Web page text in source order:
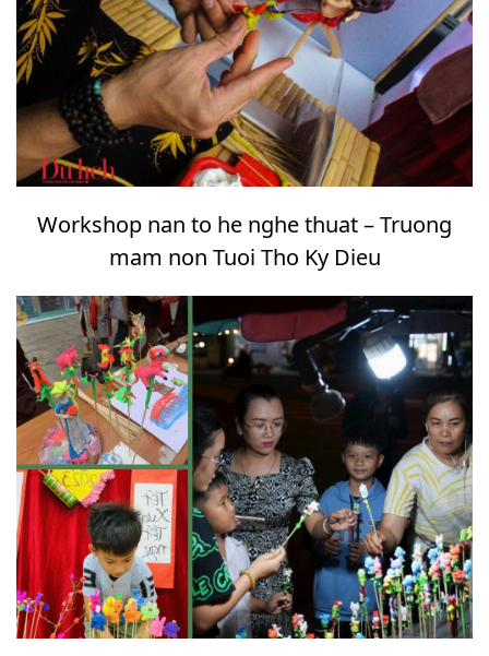
Workshop nan to he nghe thuat – Truong
mam non Tuoi Tho Ky Dieu